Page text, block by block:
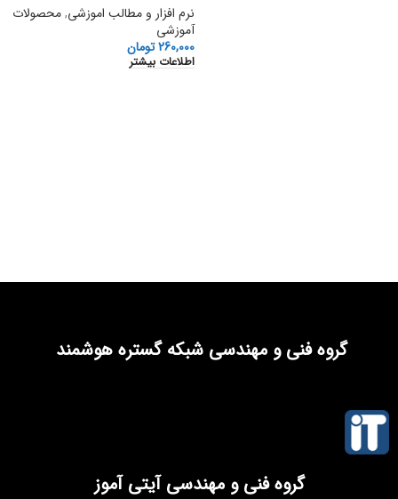
نرم افزار و مطالب اموزشی,محصولات
آموزشی
260,000تومان
اطلاعات بیشتر
گروه فنی و مهندسی شبکه گستره هوشمند
گروه فنی و مهندسی آیتی آموز